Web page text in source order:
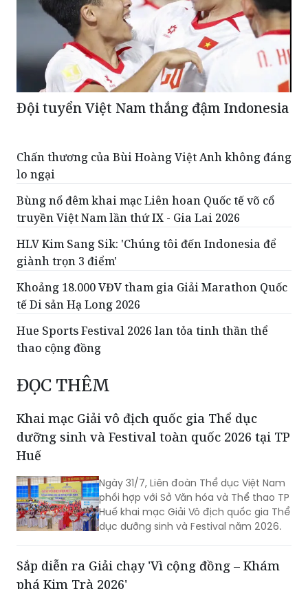
Đội tuyển Việt Nam thắng đậm Indonesia
Chấn thương của Bùi Hoàng Việt Anh không đáng
lo ngại
Bùng nổ đêm khai mạc Liên hoan Quốc tế võ cổ
truyền Việt Nam lần thứ IX - Gia Lai 2026
HLV Kim Sang Sik: 'Chúng tôi đến Indonesia để
giành trọn 3 điểm'
Khoảng 18.000 VĐV tham gia Giải Marathon Quốc
tế Di sản Hạ Long 2026
Hue Sports Festival 2026 lan tỏa tinh thần thể
thao cộng đồng
ĐỌC THÊM
Khai mạc Giải vô địch quốc gia Thể dục
dưỡng sinh và Festival toàn quốc 2026 tại TP
Huế
Ngày 31/7, Liên đoàn Thể dục Việt Nam
phối hợp với Sở Văn hóa và Thể thao TP
Huế khai mạc Giải Vô địch quốc gia Thể
dục dưỡng sinh và Festival năm 2026.
Sắp diễn ra Giải chạy 'Vì cộng đồng – Khám
phá Kim Trà 2026'